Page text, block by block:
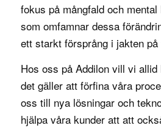
fokus på mångfald och
som omfamnar dessa
ett starkt försprång i jakten på
Hos oss på Addilon vill vi
det gäller att förfina våra
oss till nya lösningar och
hjälpa våra kunder att att